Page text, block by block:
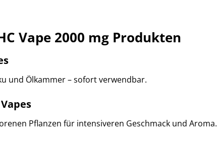
Vape 2000 mg Produkten
und Ölkammer – sofort verwendbar.
Pflanzen für intensiveren Geschmack und Aroma.